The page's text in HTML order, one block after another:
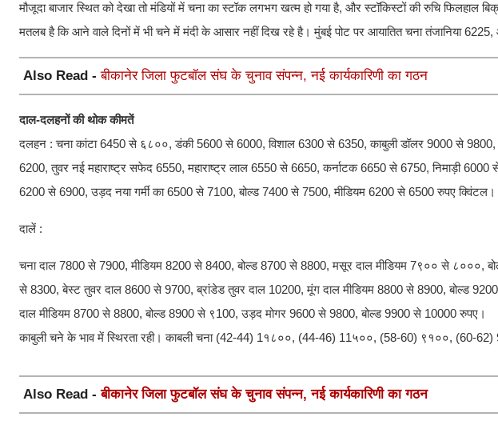
मौजूदा बाजार स्थित को देखा तो मंडियों में चना का स्टॉक लगभग खत्म हो गया है, और स्टॉकिस्टों की रुचि फिलहाल
मतलब है कि आने वाले दिनों में भी चने में मंदी के आसार नहीं दिख रहे है। मुंबई पोट पर आयातित चना तंजानिया
Also Read -बीकानेर जिला फुटबॉल संघ के चुनाव संपन्न, नई कार्यकारिणी का गठन
दाल-दलहनों की थोक कीमतें
दलहन : चना कांटा 6450 से ६८००, डंकी 5600 से 6000, विशाल 6300 से 6350, काबुली डॉलर 9000 से
6200, तुवर नई महाराष्ट्र सफेद 6550, महाराष्ट्र लाल 6550 से 6650, कर्नाटक 6650 से 6750, निमाड़ी
6200 से 6900, उड़द नया गर्मी का 6500 से 7100, बोल्ड 7400 से 7500, मीडियम 6200 से 6500 रुपए क्विंटल।
दालें :
चना दाल 7800 से 7900, मीडियम 8200 से 8400, बोल्ड 8700 से 8800, मसूर दाल मीडियम 7९०० से
से 8300, बेस्ट तुवर दाल 8600 से 9700, ब्रांडेड तुवर दाल 10200, मूंग दाल मीडियम 8800 से 8900, बोल्ड
दाल मीडियम 8700 से 8800, बोल्ड 8900 से ९100, उड़द मोगर 9600 से 9800, बोल्ड 9900 से 10000 रुपए।
काबुली चने के भाव में स्थिरता रही। काबली चना (42-44) 1१८००, (44-46) 11५००, (58-60) ९१००, (60-62)
Also Read -बीकानेर जिला फुटबॉल संघ के चुनाव संपन्न, नई कार्यकारिणी का गठन